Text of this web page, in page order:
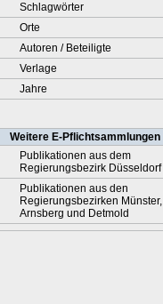
Schlagwörter
Orte
Autoren / Beteiligte
Verlage
Jahre
Weitere E-Pflichtsammlungen
Publikationen aus dem
Regierungsbezirk Düsseldorf
Publikationen aus den
Regierungsbezirken Münster,
Arnsberg und Detmold